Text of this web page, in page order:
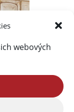
webových